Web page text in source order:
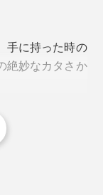
ス充電器が、
したまま、さら
」です。
手に持った時の
絶妙なカタさか